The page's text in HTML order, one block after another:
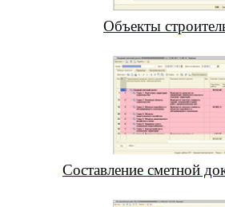
Объекты
Составление сметной